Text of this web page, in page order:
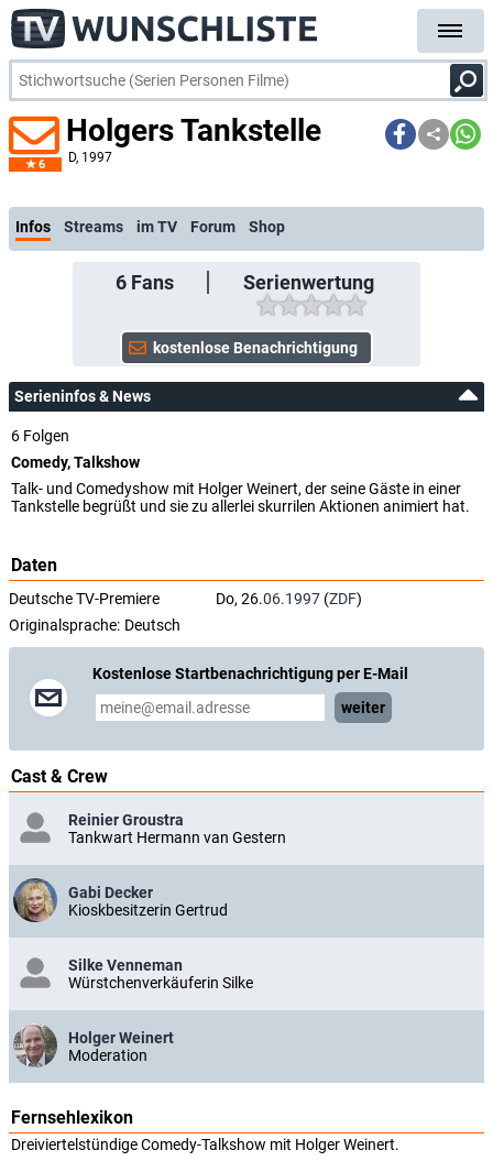
6
Holgers Tankstelle
D, 1997
kostenlose E
Infos Streams im TV Forum Shop
6Fans Serienwertung
Serieninfos & News
6 Folgen
Comedy, Talkshow
Talk- und Comedyshow mit Holger Weinert, der seine Gäste in einer
Tankstelle begrüßt und sie zu allerlei skurrilen Aktionen animiert hat.
Daten
Deutsche TV-Premiere Do, 26.06.1997 (ZDF)
Originalsprache: Deutsch
Kostenlose Startbenachrichtigung per E-Mail
weiter
Cast & Crew
Reinier Groustra
Tankwart Hermann van Gestern
Gabi Decker
Kioskbesitzerin Gertrud
Silke Venneman
Würstchenverkäuferin Silke
Holger Weinert
Moderation
Fernsehlexikon
Dreiviertelstündige Comedy-Talkshow mit Holger Weinert.